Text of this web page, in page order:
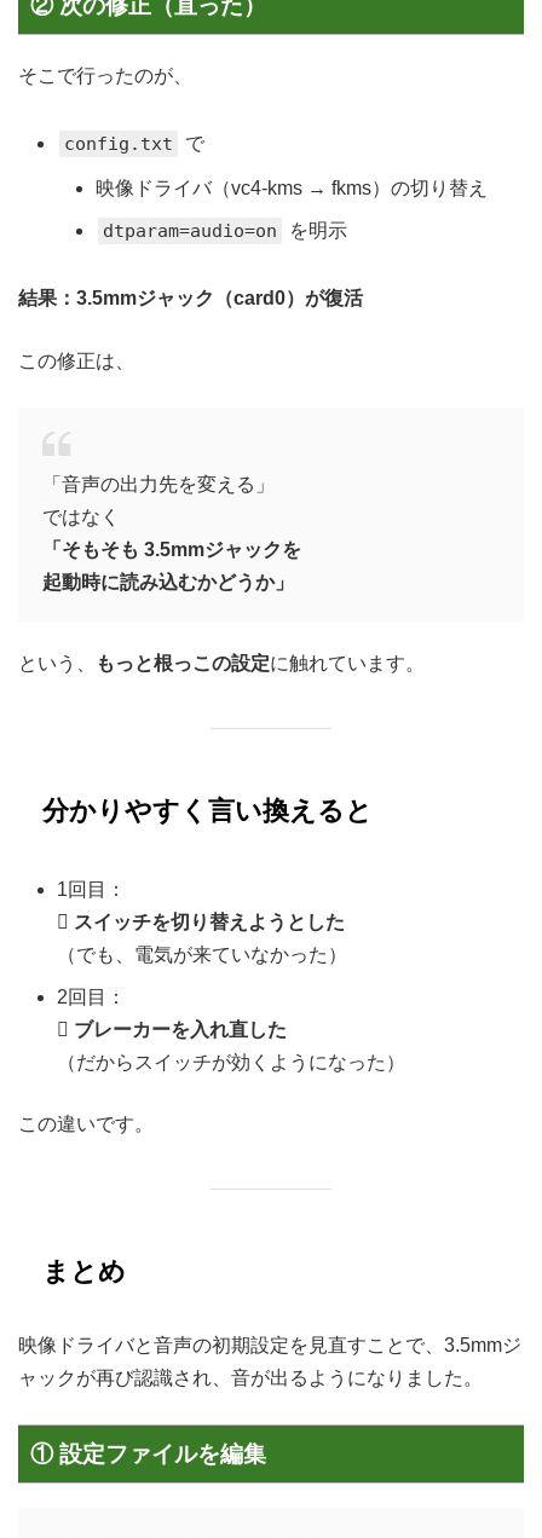
② 次の修正（直った）
そこで行ったのが、
config.txt で
映像ドライバ（vc4-kms → fkms）の切り替え
dtparam=audio=on を明示
結果：3.5mmジャック（card0）が復活
この修正は、
「音声の出力先を変える」
ではなく
「そもそも 3.5mmジャックを
起動時に読み込むかどうか」
という、 もっと根っこの設定に触れています。
分かりやすく言い換えると
1回目：
 スイッチを切り替えようとした
（でも、電気が来ていなかった）
2回目：
 ブレーカーを入れ直した
（だからスイッチが効くようになった）
この違いです。
まとめ
映像ドライバと音声の初期設定を見直すことで、3.5mmジ
ャックが再び認識され、音が出るようになりました。
① 設定ファイルを編集